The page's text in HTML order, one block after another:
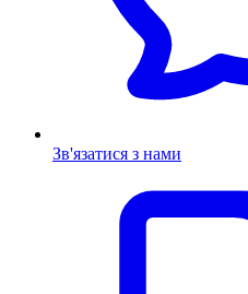
Зв'язатися з нами